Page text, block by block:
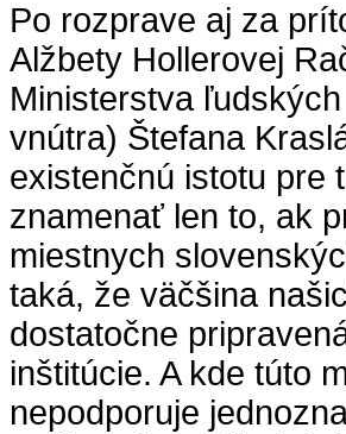
Po rozprave aj za
Alžbety Hollerovej
Ministerstva
vnútra) Štefana
existenčnú istotu pre
znamenať len to, ak
miestnych
taká, že väčšina
dostatočne
inštitúcie. A kde túto
nepodporuje